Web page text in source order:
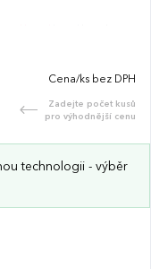
Cena/ks bez DPH
Zadejte počet kusů
pro výhodnější cenu
technologii - výběr